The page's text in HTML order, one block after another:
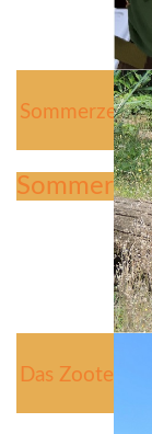
Sommerzeit
Das